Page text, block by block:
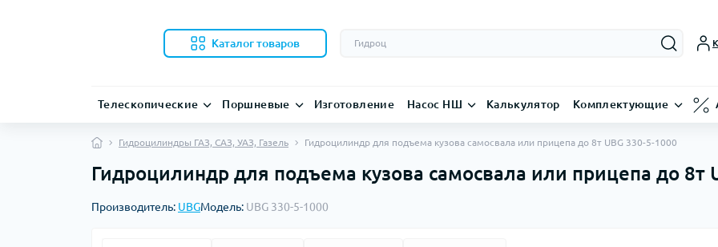
Каталог товаров
Телескопические Поршневые Изготовление Насос НШ Калькулятор Комплектующие
Гидроцилиндры ГАЗ, САЗ, УАЗ, Газель Гидроцилиндр для подъема кузова самосвала или прицепа до 8т UBG 330-5-1000
Гидроцилиндр для подъема кузова самосвала или прицепа до 8т
Производитель: UBGМодель: UBG 330-5-1000